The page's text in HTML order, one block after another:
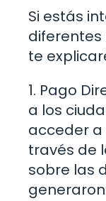
Si estás
diferentes
te
1. Pago
a los
acceder a
través de
sobre las